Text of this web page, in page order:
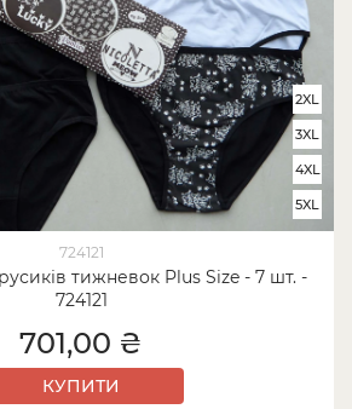
724121
тижневок Plus Size - 7 шт. -
724121
2XL
3XL
4XL
5XL
701,00 ₴
КУПИТИ